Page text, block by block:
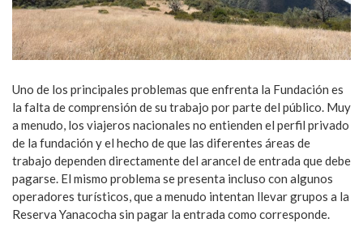
Uno de los principales problemas que enfrenta la Fundación es
la falta de comprensión de su trabajo por parte del público. Muy
a menudo, los viajeros nacionales no entienden el perfil privado
de la fundación y el hecho de que las diferentes áreas de
trabajo dependen directamente del arancel de entrada que debe
pagarse. El mismo problema se presenta incluso con algunos
operadores turísticos, que a menudo intentan llevar grupos a la
Reserva Yanacocha sin pagar la entrada como corresponde.